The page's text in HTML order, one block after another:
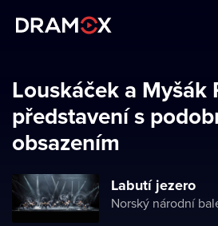
Louskáček a Myšák
představení s
obsazením
Labutí jezero
Norský národní